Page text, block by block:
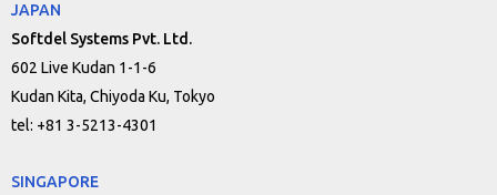
JAPAN
Softdel Systems Pvt. Ltd.
602 Live Kudan 1-1-6
Kudan Kita, Chiyoda Ku, Tokyo
tel: +81 3-5213-4301
SINGAPORE